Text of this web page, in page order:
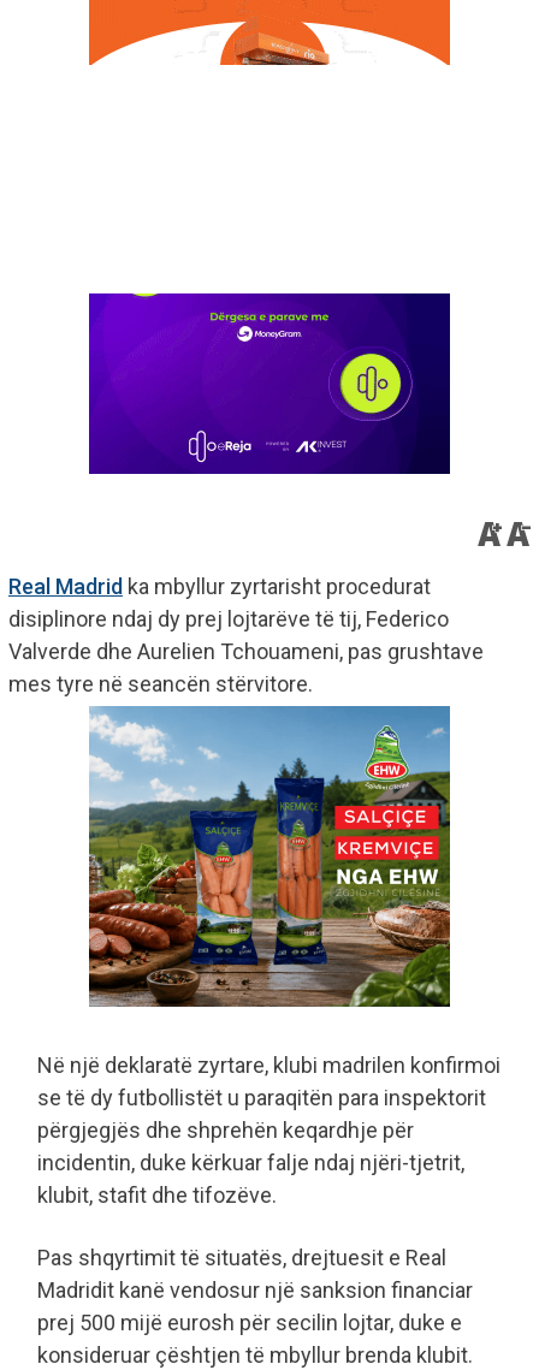
Real Madrid ka mbyllur zyrtarisht procedurat
disiplinore ndaj dy prej lojtarëve të tij, Federico
Valverde dhe Aurelien Tchouameni, pas grushtave
mes tyre në seancën stërvitore.
Në një deklaratë zyrtare, klubi madrilen konfirmoi
se të dy futbollistët u paraqitën para inspektorit
përgjegjës dhe shprehën keqardhje për
incidentin, duke kërkuar falje ndaj njëri-tjetrit,
klubit, stafit dhe tifozëve.
Pas shqyrtimit të situatës, drejtuesit e Real
Madridit kanë vendosur një sanksion financiar
prej 500 mijë eurosh për secilin lojtar, duke e
konsideruar çështjen të mbyllur brenda klubit.